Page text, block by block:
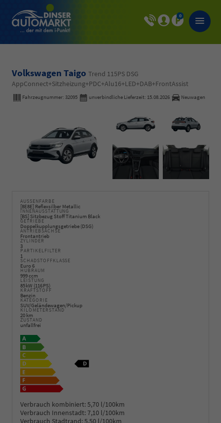
0
Volkswagen Taigo Trend 115PS DSG
AppConnect+Sitzheizung+PDC+Alu16+LED+DAB+FrontAssist
Fahrzeugnummer: 32095 unverbindliche Lieferzeit: 15.08.2026 Neuwagen
AUSSENFARBE
[8E8E] Reflexsilber Metallic
INNENAUSSTATTUNG
[BS] Sitzbezug Stoff Titanium Black
GETRIEBE
Doppelkupplungsgetriebe (DSG)
ANTRIEBSACHSE
Frontantrieb
ZYLINDER
3
PARTIKELFILTER
1
SCHADSTOFFKLASSE
Euro 6
HUBRAUM
999 ccm
LEISTUNG
85 kW (116 PS)
KRAFTSTOFF
Benzin
KATEGORIE
SUV/Geländewagen/Pickup
KILOMETERSTAND
20 km
ZUSTAND
unfallfrei
Verbrauch kombiniert:5,70 l/100km
Verbrauch Innenstadt:7,10 l/100km
Verbrauch Stadtrand:5,50 l/100km